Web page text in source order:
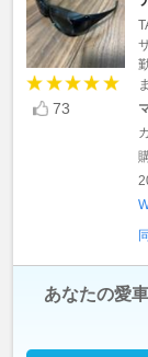
73
あなたの愛